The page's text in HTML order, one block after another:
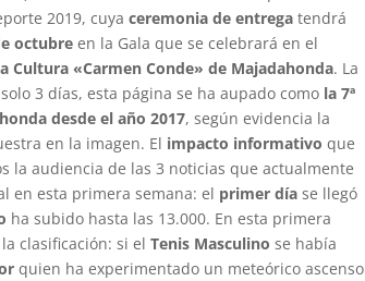
2019, cuyaceremonia de entrega tendrá
octubre en la Gala que se celebrará en el
Cultura «Carmen Conde» de Majadahonda. La
3 días, esta página se ha aupado como la 7ª
desde el año 2017, según evidencia la
en la imagen. El impacto informativo que
la audiencia de las 3 noticias que actualmente
en esta primera semana: el primer día se llegó
ha subido hasta las 13.000. En esta primera
clasificación: si elTenis Masculino se había
quien ha experimentado un meteórico ascenso